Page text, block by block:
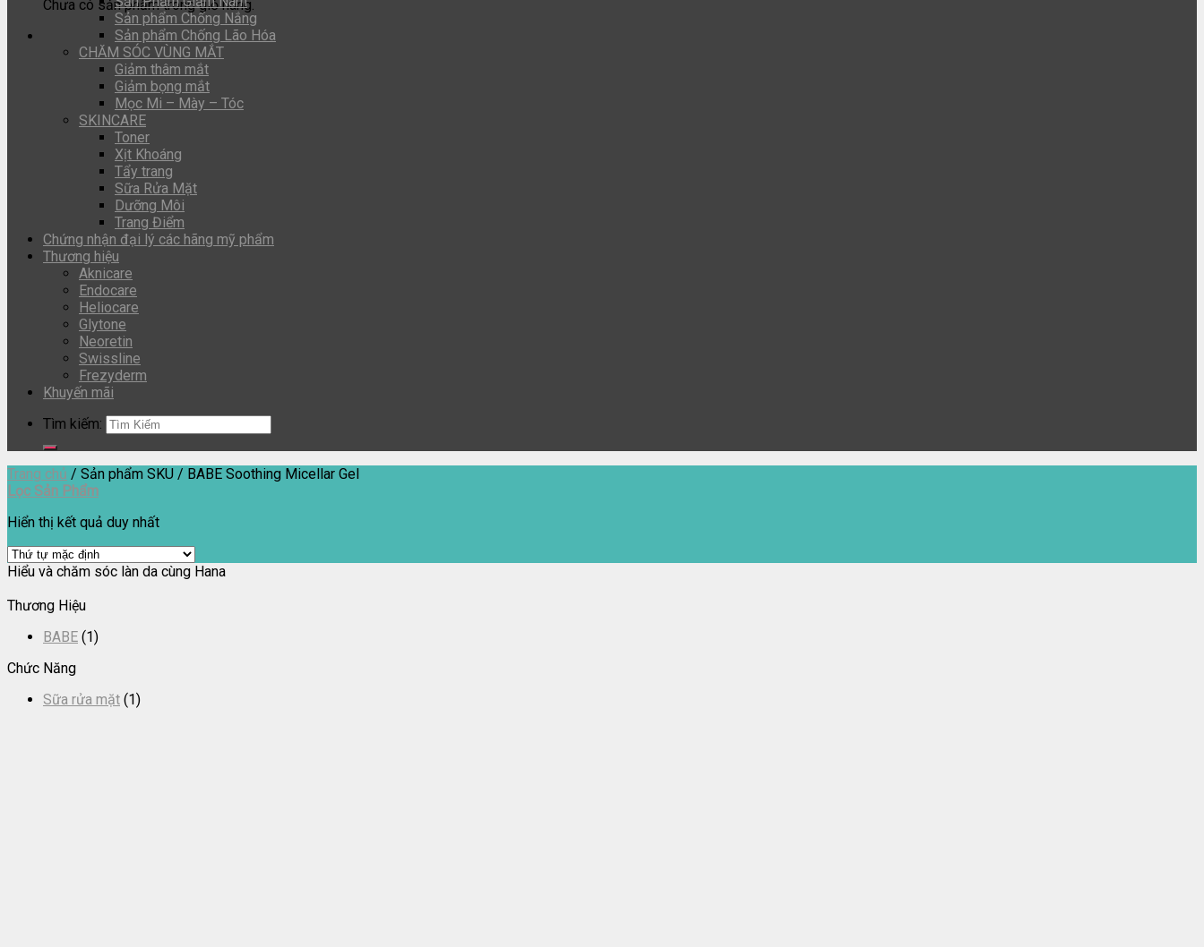
Chưa có sản phẩm trong giỏ hàng.
Sản phẩm Chống Nắng
Sản phẩm Chống Lão Hóa
CHĂM SÓC VÙNG MẮT
Giảm thâm mắt
Giảm bọng mắt
Mọc Mi – Mày – Tóc
SKINCARE
Toner
Xịt Khoáng
Tẩy trang
Sữa Rửa Mặt
Dưỡng Môi
Trang Điểm
Chứng nhận đại lý các hãng mỹ phẩm
Thương hiệu
Aknicare
Endocare
Heliocare
Glytone
Neoretin
Swissline
Frezyderm
Khuyến mãi
Tìm kiếm:
Trang chủ / Sản phẩm SKU / BABE Soothing Micellar Gel
Lọc Sản Phẩm
Hiển thị kết quả duy nhất
Hiểu và chăm sóc làn da cùng Hana
Thương Hiệu
BABE (1)
Chức Năng
Sữa rửa mặt (1)